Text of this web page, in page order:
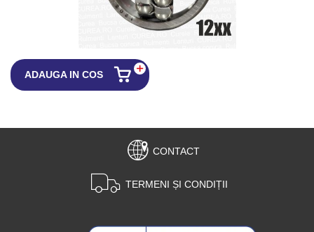
ADAUGA IN COS
CONTACT
TERMENI ȘI CONDIȚII